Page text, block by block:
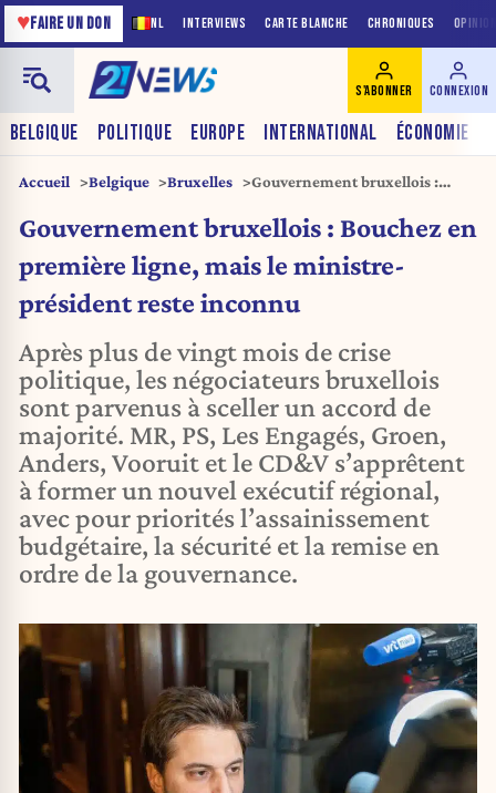
NL INTERVIEWS CARTE BLANCHE CHRONIQUES
♥FAIRE UN DON
BELGIQUE POLITIQUE EUROPE INTERNATIONAL ÉCONOMIE
S'ABONNER CONNEXION
Accueil Belgique Bruxelles
Gouvernement bruxellois :
mais le ministre-président reste
inconnu
Gouvernement bruxellois : Bouchez en
première ligne, mais le ministre-
président reste inconnu
Après plus de vingt mois de crise
politique, les négociateurs bruxellois
sont parvenus à sceller un accord de
majorité. MR, PS, Les Engagés, Groen,
Anders, Vooruit et le CD&V s’apprêtent
à former un nouvel exécutif régional,
avec pour priorités l’assainissement
budgétaire, la sécurité et la remise en
ordre de la gouvernance.